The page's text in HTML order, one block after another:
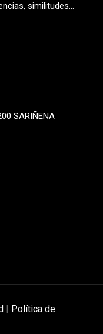
similitudes…
SARIÑENA
| Política de